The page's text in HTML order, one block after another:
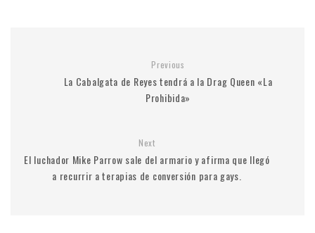
Previous
La Cabalgata de Reyes tendrá a la Drag Queen «La
Prohibida»
Next
El luchador Mike Parrow sale del armario y afirma que llegó
a recurrir a terapias de conversión para gays.